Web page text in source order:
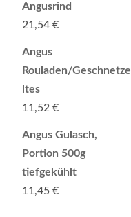
Angusrind
21,54€
Angus
Rouladen/Geschnetze
ltes
11,52€
Angus Gulasch,
Portion 500g
tiefgekühlt
11,45€